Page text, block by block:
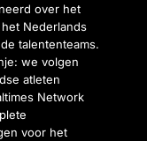
over het
Nederlands
talententeams.
we volgen
atleten
Network
voor het